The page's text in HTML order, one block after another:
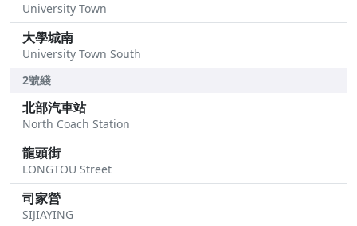
University Town
大學城南
University Town South
2號綫
北部汽車站
North Coach Station
龍頭街
LONGTOU Street
司家營
SIJIAYING